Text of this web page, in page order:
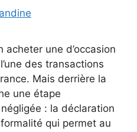
une d’occasion
des transactions
Mais derrière la
une étape
: la déclaration
qui permet au